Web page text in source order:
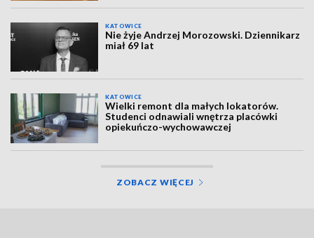
KATOWICE
Nie żyje Andrzej Morozowski. Dziennikarz
miał 69 lat
KATOWICE
Wielki remont dla małych lokatorów.
Studenci odnawiali wnętrza placówki
opiekuńczo-wychowawczej
ZOBACZ WIĘCEJ